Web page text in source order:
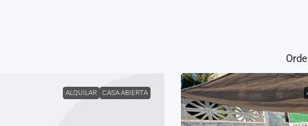
ALQUILAR CASA ABIERTA